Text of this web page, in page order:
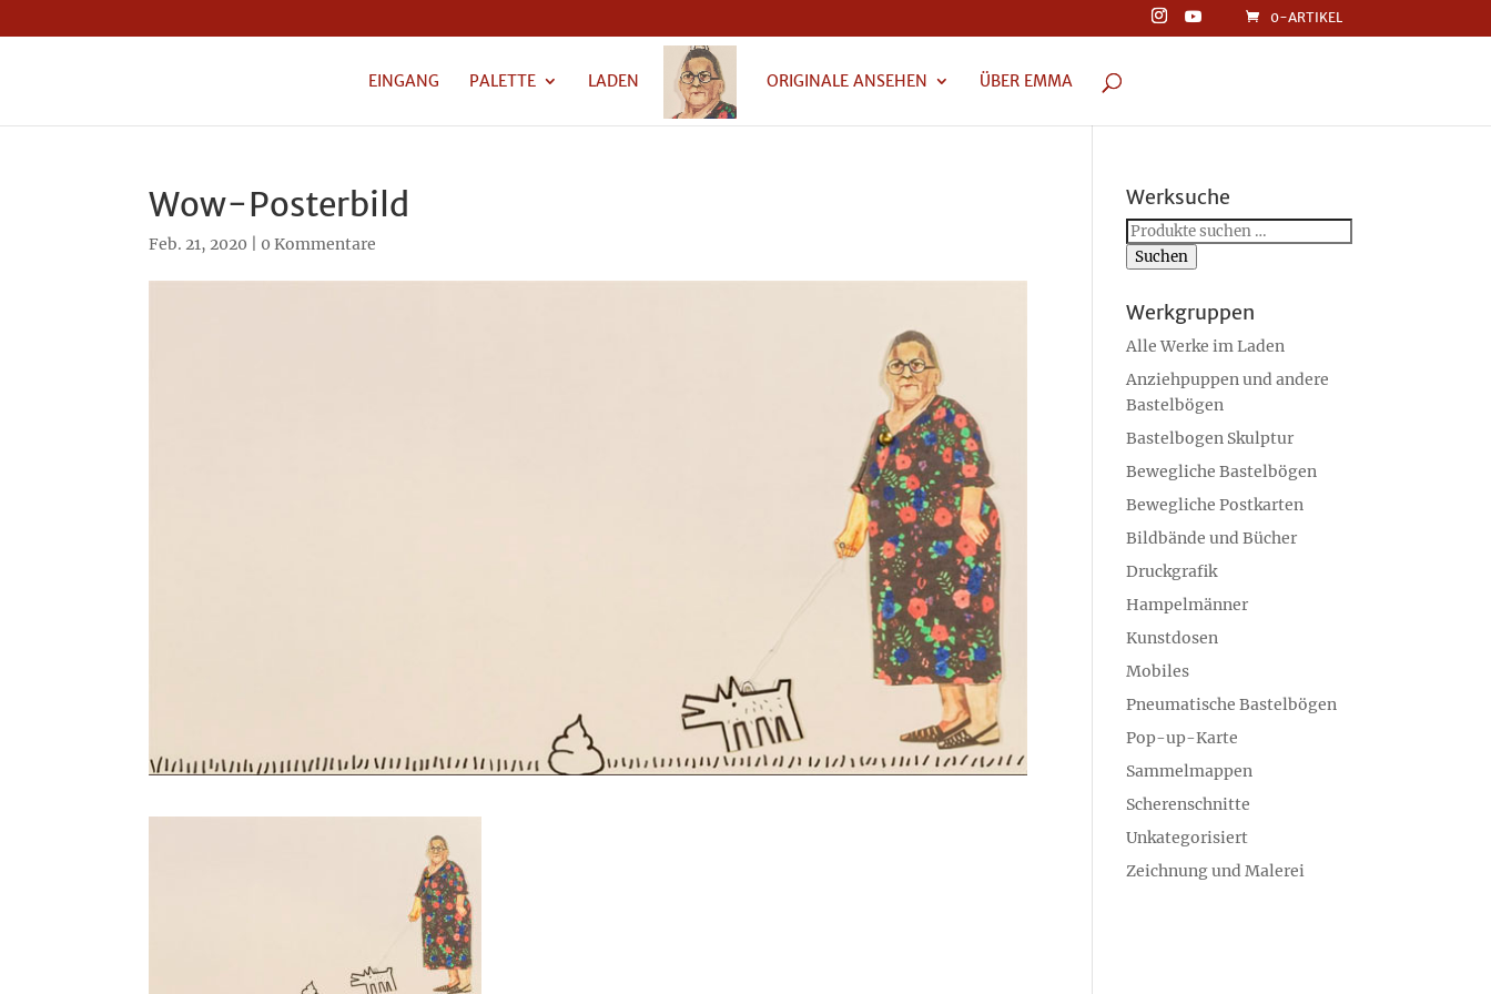
0-ARTIKEL
EINGANG PALETTE LADEN ORIGINALE ANSEHEN ÜBER EMMA
Wow-Posterbild
Feb. 21, 2020 0 Kommentare
Werksuche
Suchen
nach:
Suchen
Werkgruppen
Alle Werke im Laden
Anziehpuppen und andere
Bastelbögen
Bastelbogen Skulptur
Bewegliche Bastelbögen
Bewegliche Postkarten
Bildbände und Bücher
Druckgrafik
Hampelmänner
Kunstdosen
Mobiles
Pneumatische Bastelbögen
Pop-up-Karte
Sammelmappen
Scherenschnitte
Unkategorisiert
Zeichnung und Malerei